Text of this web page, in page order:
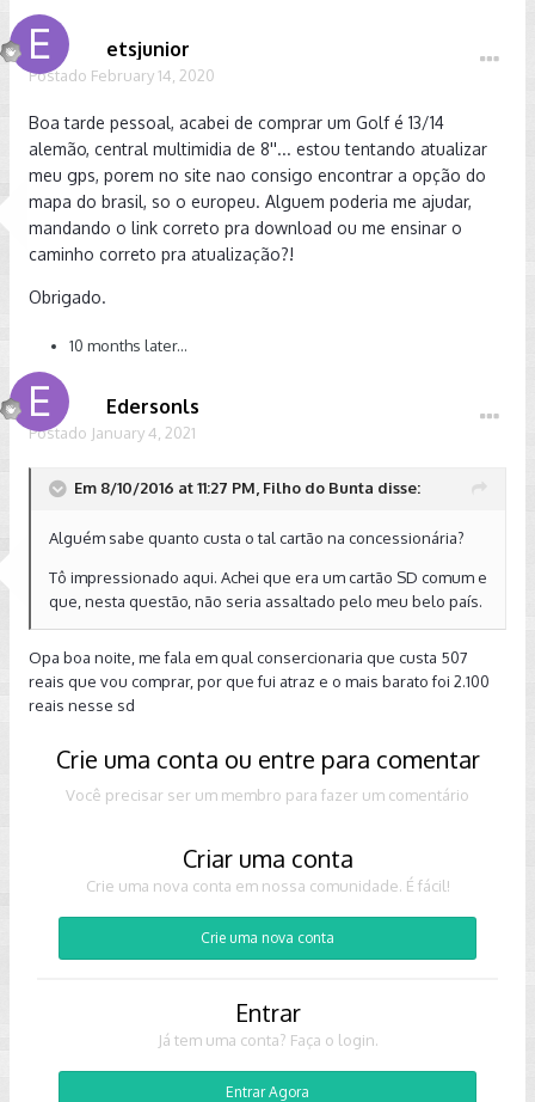
etsjunior
Postado February 14, 2020
Boa tarde pessoal, acabei de comprar um Golf é 13/14
alemão, central multimidia de 8''... estou tentando atualizar
meu gps, porem no site nao consigo encontrar a opção do
mapa do brasil, so o europeu. Alguem poderia me ajudar,
mandando o link correto pra download ou me ensinar o
caminho correto pra atualização?!
Obrigado.
10 months later...
Edersonls
Postado January 4, 2021
Em 8/10/2016 at 11:27 PM, Filho do Bunta disse:
Alguém sabe quanto custa o tal cartão na concessionária?
Tô impressionado aqui. Achei que era um cartão SD comum e
que, nesta questão, não seria assaltado pelo meu belo país.
Opa boa noite, me fala em qual consercionaria que custa 507
reais que vou comprar, por que fui atraz e o mais barato foi 2.100
reais nesse sd
Crie uma conta ou entre para comentar
Você precisar ser um membro para fazer um comentário
Criar uma conta
Crie uma nova conta em nossa comunidade. É fácil!
Crie uma nova conta
Entrar
Já tem uma conta? Faça o login.
Entrar Agora